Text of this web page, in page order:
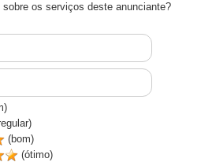
os serviços deste anunciante?
(bom)
(ótimo)